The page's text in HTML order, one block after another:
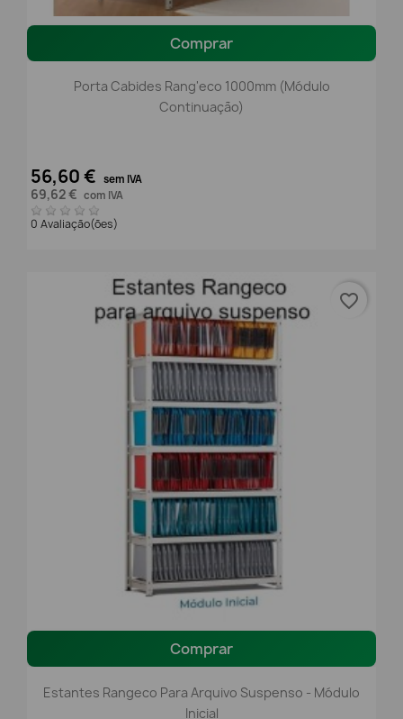
Comprar
Porta Cabides Rang'eco 1000mm (módulo
Continuação)
56,60 € sem IVA
69,62 € com IVA
0 Avaliação(ões)
Comprar
Estantes Rangeco Para Arquivo Suspenso - Módulo
Inicial
favorite_border